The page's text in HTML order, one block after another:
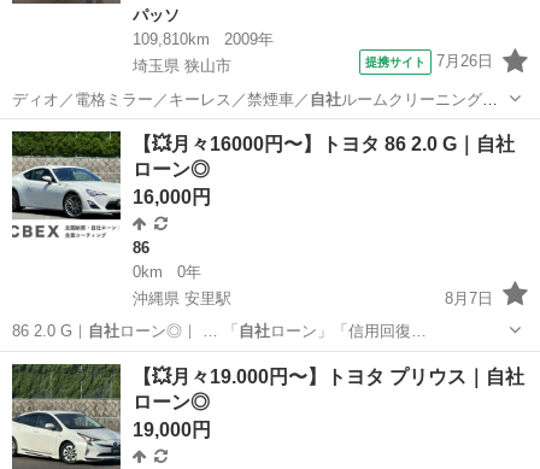
パッソ
109,810km
2009年
埼玉県 狭山市
提携サイト 7月26日
ディオ／電格ミラー／キーレス／禁煙車／ 自社ルームクリーニング済
み車両 ■ 排気量…
埼玉 狭山市 パッソ
【💥月々16000円〜】トヨタ 86 2.0 G｜自社
ローン◎
16,000円
86
0km
0年
沖縄県 安里駅
8月7日
86 2.0 G｜ 自社 ローン◎｜ … 「 自社ローン」「信用回復…
沖縄 那覇市 安里駅 ローン
【💥月々19.000円〜】トヨタ プリウス｜自社
ローン◎
19,000円